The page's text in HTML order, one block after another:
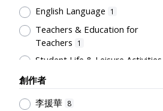
English Language 1
Teachers & Education for
Teachers
1
Student Life & Leisure Activities,
Summer Activities; Peer Groups
Supervisors, School Principals &
Administrators
創作者
李援華 8